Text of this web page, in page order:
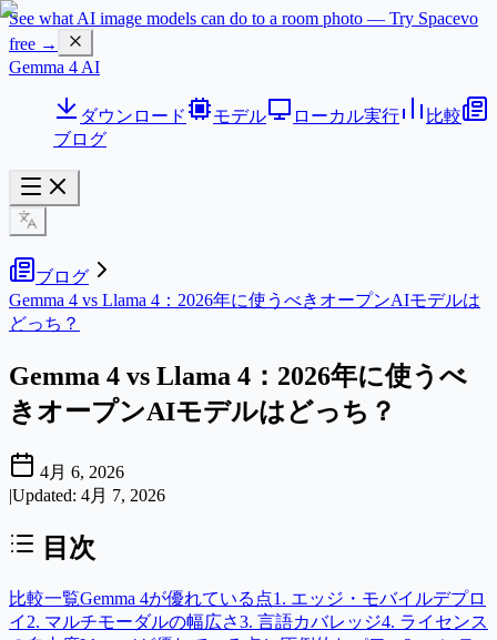
See what AI image models can do to a room photo — Try Spacevo
free →
Gemma 4 AI
ダウンロード モデル ローカル実行
比較
ブログ
ブログ
Gemma 4 vs Llama 4：2026年に使うべきオープンAIモデルは
どっち？
Gemma 4 vs Llama 4：2026年に使うべ
きオープンAIモデルはどっち？
4月 6, 2026
|Updated: 4月 7, 2026
目次
比較一覧Gemma 4が優れている点1. エッジ・モバイルデプロ
イ 2. マルチモーダルの幅広さ3. 言語カバレッジ4. ライセンス